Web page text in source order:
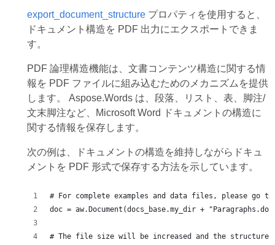
export_document_structureプロパティを使用すると、
ドキュメント構造を PDF 出力にエクスポートできま
す。
PDF 論理構造機能は、文書コンテンツ構造に関する情
報を PDF ファイルに組み込むためのメカニズムを提供
します。 Aspose.Words は、段落、リスト、表、脚注/
文末脚注など、Microsoft Word ドキュメントの構造に
関する情報を保存します。
次の例は、ドキュメントの構造を維持しながらドキュ
メントを PDF 形式で保存する方法を示しています。
# For complete examples and data files, please go to
doc = aw.Document(docs_base.my_dir +
# The file size will be increased and the